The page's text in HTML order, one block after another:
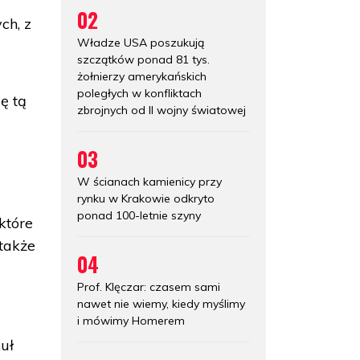
z
tą
02
Władze USA poszukują
szczątków ponad 81 tys.
żołnierzy amerykańskich
poległych w konfliktach
zbrojnych od II wojny światowej
03
W ścianach kamienicy przy
rynku w Krakowie odkryto
ponad 100-letnie szyny
04
Prof. Klęczar: czasem sami
nawet nie wiemy, kiedy myślimy
i mówimy Homerem